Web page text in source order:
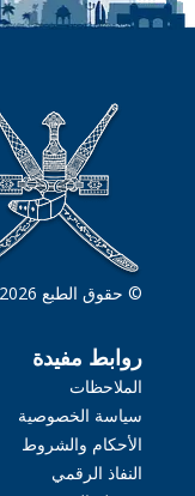
© حقوق الطبع 2026 محفوظة لدى وزارة الخارجية
روابط مفيدة
الملاحظات
سياسة الخصوصية
الأحكام والشروط
النفاذ الرقمي